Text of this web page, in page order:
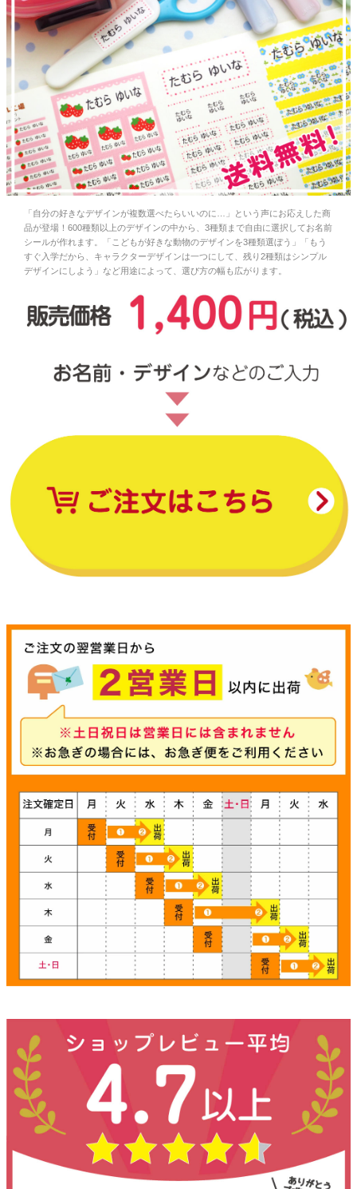
会社概要
お問い合わせ
お客様へのお知
らせ
会員登録
「自分の好きなデザインが複数選べたらいいのに…」という声にお応えした商
品が登場！600種類以上のデザインの中から、3種類まで自由に選択してお名前
シールが作れます。「こどもが好きな動物のデザインを3種類選ぼう」「もう
すぐ入学だから、キャラクターデザインは一つにして、残り2種類はシンプル
デザインにしよう」など用途によって、選び方の幅も広がります。